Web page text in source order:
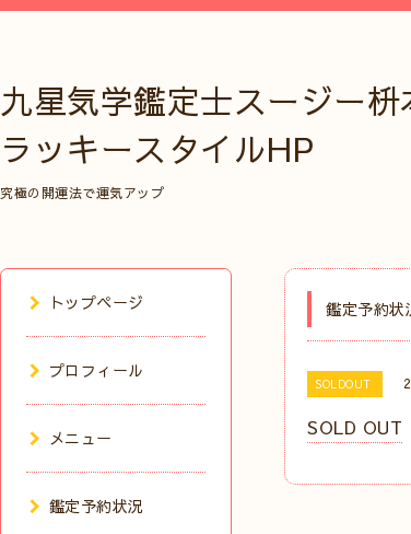
九星気学鑑定士スージー枡
ラッキースタイルHP
究極の開運法で運気アップ
鑑定予約状
SOLDOUT
SOLD OUT
トップページ
プロフィール
メニュー
鑑定予約状況